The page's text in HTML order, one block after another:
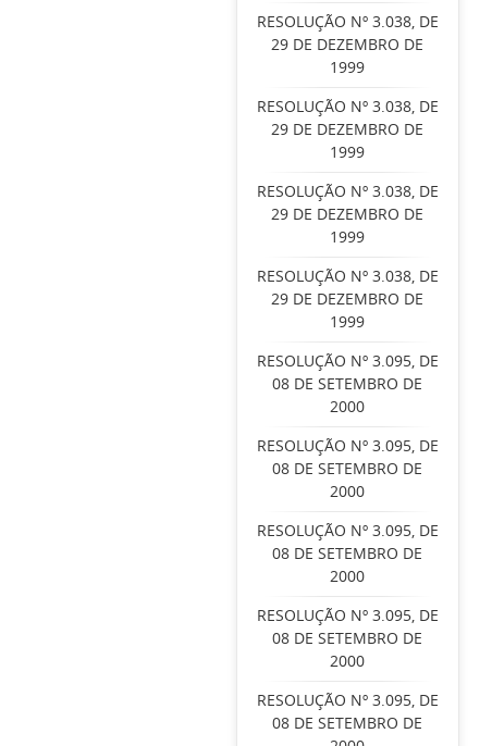
RESOLUÇÃO Nº 3.038, DE
29 DE DEZEMBRO DE
1999
RESOLUÇÃO Nº 3.038, DE
29 DE DEZEMBRO DE
1999
RESOLUÇÃO Nº 3.038, DE
29 DE DEZEMBRO DE
1999
RESOLUÇÃO Nº 3.038, DE
29 DE DEZEMBRO DE
1999
RESOLUÇÃO Nº 3.095, DE
08 DE SETEMBRO DE
2000
RESOLUÇÃO Nº 3.095, DE
08 DE SETEMBRO DE
2000
RESOLUÇÃO Nº 3.095, DE
08 DE SETEMBRO DE
2000
RESOLUÇÃO Nº 3.095, DE
08 DE SETEMBRO DE
2000
RESOLUÇÃO Nº 3.095, DE
08 DE SETEMBRO DE